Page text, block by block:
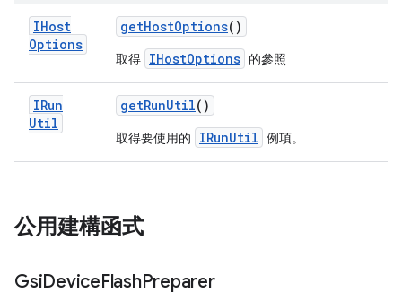
IHost
Options
getHostOptions()
取得 IHostOptions 的參照
IRun
Util
getRunUtil()
取得要使用的 IRunUtil 例項。
公用建構函式
GsiDeviceFlashPreparer